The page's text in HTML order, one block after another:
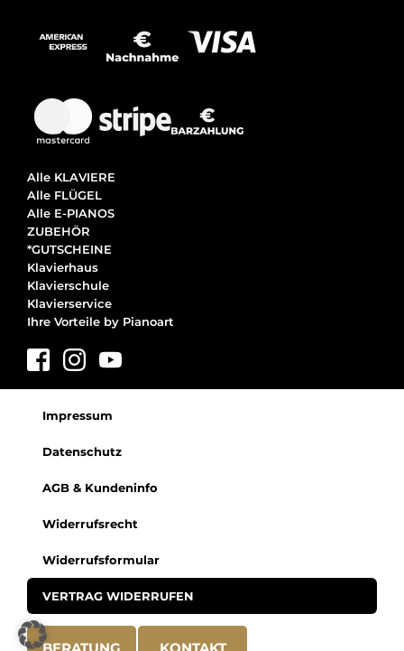
Alle KLAVIERE
Alle FLÜGEL
Alle E-PIANOS
ZUBEHÖR
*GUTSCHEINE
Klavierhaus
Klavierschule
Klavierservice
Ihre Vorteile by Pianoart
Impressum
Datenschutz
AGB & Kundeninfo
Widerrufsrecht
Widerrufsformular
VERTRAG WIDERRUFEN